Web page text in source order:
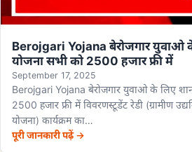
Berojgari Yojana बेरोजगार युवाओ के
योजना सभी को 2500 हजार फ्री में
September 17, 2025
Berojgari Yojana बेरोजगार युवाओ के लिए
2500 हजार फ्री में विवरणस्टूडेंट रेडी (ग्रामीण
योजना) कार्यक्रम का…
पूरी जानकारी पढ़ें →